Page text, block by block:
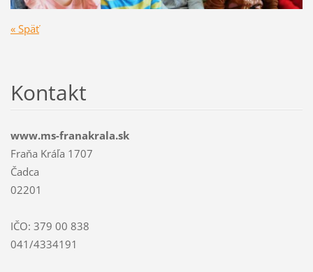
« Späť
Kontakt
www.ms-franakrala.sk
Fraňa Kráľa 1707
Čadca
02201
IČO: 379 00 838
041/4334191